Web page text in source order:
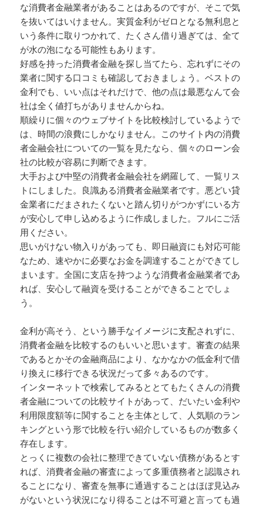
な消費者金融業者があることはあるのですが、そこで気
を抜いてはいけません。実質金利がゼロとなる無利息と
いう条件に取りつかれて、たくさん借り過ぎては、全て
が水の泡になる可能性もあります。
好感を持った消費者金融を探し当てたら、忘れずにその
業者に関する口コミも確認しておきましょう。ベストの
金利でも、いい点はそれだけで、他の点は最悪なんて会
社は全く値打ちがありませんからね。
順繰りに個々のウェブサイトを比較検討しているようで
は、時間の浪費にしかなりません。このサイト内の消費
者金融会社についての一覧を見たなら、個々のローン会
社の比較が容易に判断できます。
大手および中堅の消費者金融会社を網羅して、一覧リス
トにしました。良識ある消費者金融業者です。悪どい貸
金業者にだまされたくないと踏ん切りがつかずにいる方
が安心して申し込めるように作成しました。フルにご活
用ください。
思いがけない物入りがあっても、即日融資にも対応可能
なため、速やかに必要なお金を調達することができてし
まいます。全国に支店を持つような消費者金融業者であ
れば、安心して融資を受けることができることでしょ
う。
金利が高そう、という勝手なイメージに支配されずに、
消費者金融を比較するのもいいと思います。審査の結果
であるとかその金融商品により、なかなかの低金利で借
り換えに移行できる状況だって多々あるのです。
インターネットで検索してみるととてもたくさんの消費
者金融についての比較サイトがあって、だいたい金利や
利用限度額等に関することを主体として、人気順のラン
キングという形で比較を行い紹介しているものが数多く
存在します。
とっくに複数の会社に整理できていない債務があるとす
れば、消費者金融の審査によって多重債務者と認識され
ることになり、審査を無事に通過することはほぼ見込み
がないという状況になり得ることは不可避と言っても過